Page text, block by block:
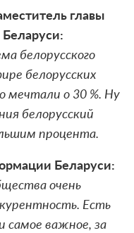
главы
белорусского
белорусских
мечтали о 30 %. Ну
белорусский
процента.
Беларуси:
очень
Есть
самое важное, за